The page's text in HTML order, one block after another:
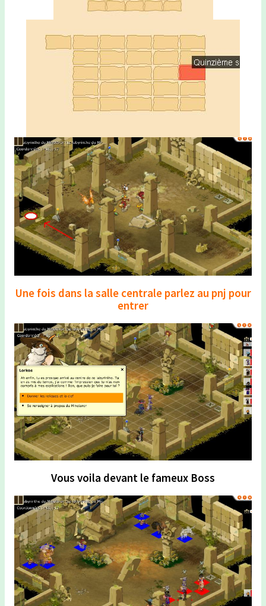
Une fois dans la salle centrale parlez au pnj pour
entrer
Vous voila devant le fameux Boss